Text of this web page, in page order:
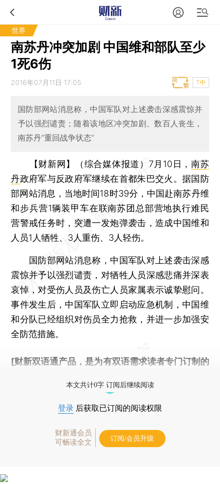
世界
南苏丹冲突加剧 中国维和部队至少
1死6伤
2016年07月11日 17:05 T中
国防部网站消息称，中国军队对上述袭击深感震惊并
予以强烈谴责；随着该地区冲突加剧、数百人丧生，
南苏丹“重回战争状态”
【财新网】（综合媒体报道） 7月10日， 南苏
丹政府军与反政府军继续在首都朱巴交火。据国防
部网站消息，当地时间18时39分，中国赴南苏丹维
和步兵营1辆装甲车在联南苏团总部营地执行难民
营警戒任务时，突遭一发炮弹袭击，造成中国维和
人员1人牺牲、3人重伤、3人轻伤。
国防部网站消息称，中国军队对上述袭击深感
震惊并予以强烈谴责，对牺牲人员深感悲痛并深表
哀悼，对受伤人员及伤亡人员家属表示诚挚慰问。
事件发生后，中国军队立即启动应急机制，中国维
和分队已经组织对伤员全力抢救，并进一步加强安
全防范措施。
[财新双语通产品，是为有双语需求读者专门订制的
本文共计0字 订阅后继续阅读
登录 后获取已订阅的阅读权限
财新通会员
可畅读全文
订阅/会员升级